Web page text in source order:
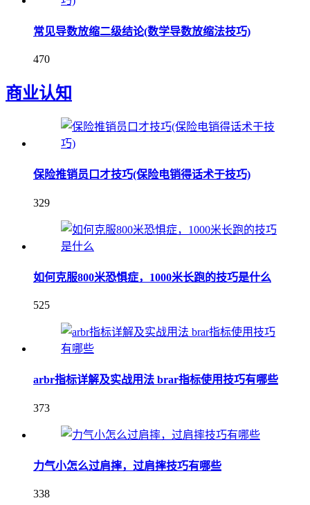
常见导数放缩二级结论(数学导数放缩法技巧)
470
商业认知
保险推销员口才技巧(保险电销得话术于技巧)
329
如何克服800米恐惧症，1000米长跑的技巧是什么
525
arbr指标详解及实战用法 brar指标使用技巧有哪些
373
力气小怎么过肩摔，过肩摔技巧有哪些
338